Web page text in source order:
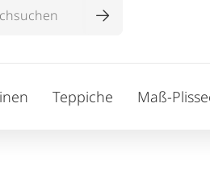
Teppiche Maß-